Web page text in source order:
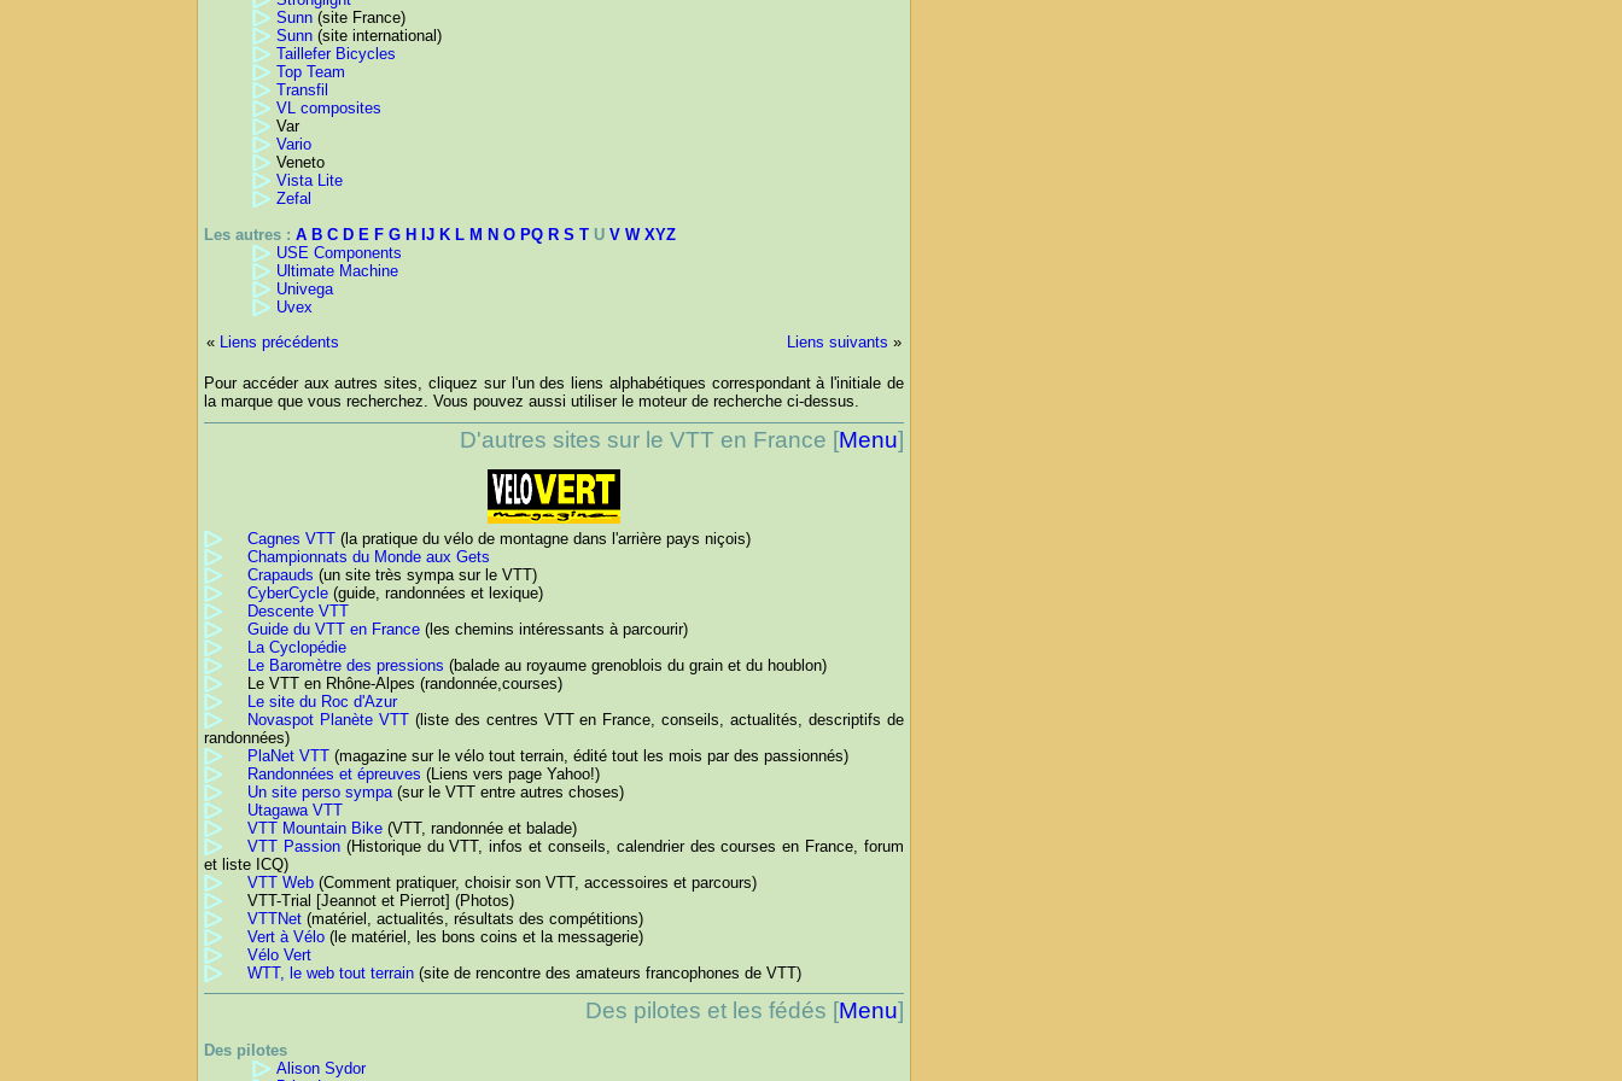
Sunn (site France)
Sunn (site international)
Taillefer Bicycles
Top Team
Transfil
VL composites
Var
Vario
Veneto
Vista Lite
Zefal
Les autres : A B C D E F G H IJ K L M N O PQ R S T U V W XYZ
USE Components
Ultimate Machine
Univega
Uvex
« Liens précédents Liens suivants »
Pour accéder aux autres sites, cliquez sur l'un des liens alphabétiques correspondant à l'initiale de
la marque que vous recherchez. Vous pouvez aussi utiliser le moteur de recherche ci-dessus.
D'autres sites sur le VTT en France [Menu]
Cagnes VTT (la pratique du vélo de montagne dans l'arrière pays niçois)
Championnats du Monde aux Gets
Crapauds (un site très sympa sur le VTT)
CyberCycle (guide, randonnées et lexique)
Descente VTT
Guide du VTT en France (les chemins intéressants à parcourir)
La Cyclopédie
Le Baromètre des pressions (balade au royaume grenoblois du grain et du houblon)
Le VTT en Rhône-Alpes (randonnée,courses)
Le site du Roc d'Azur
Novaspot Planète VTT(liste des centres VTT en France, conseils, actualités, descriptifs de
randonnées)
PlaNet VTT (magazine sur le vélo tout terrain, édité tout les mois par des passionnés)
Randonnées et épreuves (Liens vers page Yahoo!)
Un site perso sympa(sur le VTT entre autres choses)
Utagawa VTT
VTT Mountain Bike (VTT, randonnée et balade)
VTT Passion(Historique du VTT, infos et conseils, calendrier des courses en France, forum
et liste ICQ)
VTT Web (Comment pratiquer, choisir son VTT, accessoires et parcours)
VTT-Trial [Jeannot et Pierrot] (Photos)
VTTNet (matériel, actualités, résultats des compétitions)
Vert à Vélo (le matériel, les bons coins et la messagerie)
Vélo Vert
WTT, le web tout terrain (site de rencontre des amateurs francophones de VTT)
Des pilotes et les fédés [Menu]
Des pilotes
Alison Sydor